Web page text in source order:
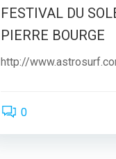
FESTIVAL DU
PIERRE BOURGE
http://
0